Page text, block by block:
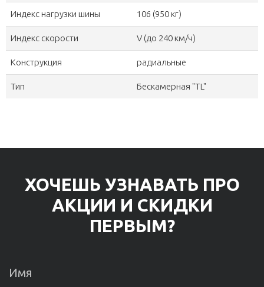
Индекс нагрузки шины 106 (950 кг)
Индекс скорости V (до 240 км/ч)
Конструкция радиальные
Тип Бескамерная "TL"
ХОЧЕШЬ УЗНАВАТЬ ПРО
АКЦИИ И СКИДКИ
ПЕРВЫМ?